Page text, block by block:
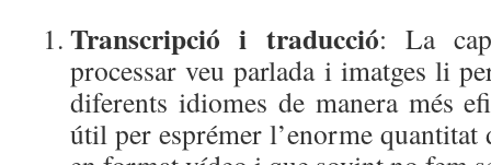
Transcripció i traducció: La
processar veu parlada i imatges li
diferents idiomes de manera més
útil per esprémer l’enorme